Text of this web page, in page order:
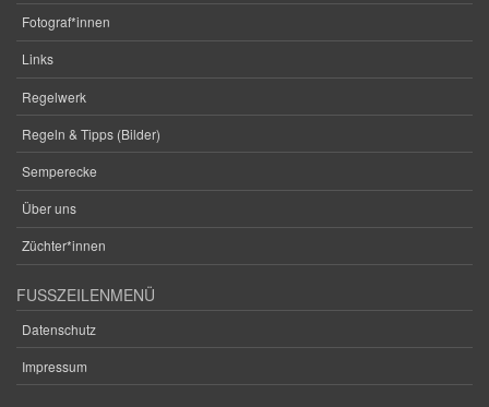
Fotograf*innen
Links
Regelwerk
Regeln & Tipps (Bilder)
Semperecke
Über uns
Züchter*innen
FUSSZEILENMENÜ
Datenschutz
Impressum